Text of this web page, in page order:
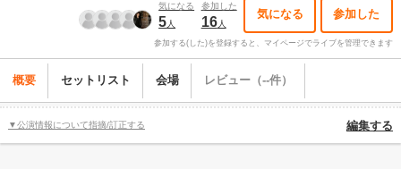
気になる
5人
参加した
16人
気になる 参加した
参加する(した)を登録すると、マイページでライブを管理できます
概要 セットリスト 会場 レビュー（--件）
▼公演情報について指摘/訂正する 編集する